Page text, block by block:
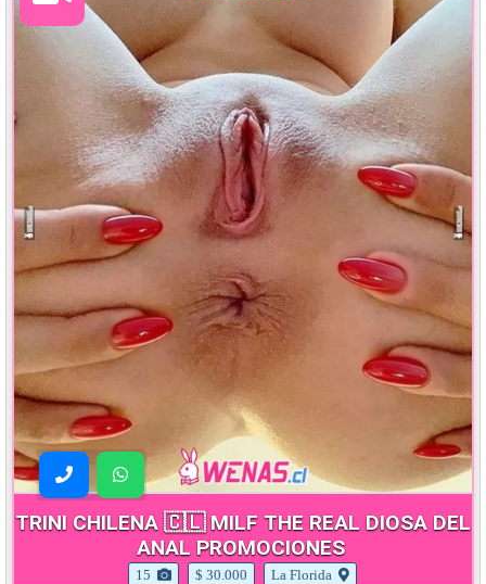
TRINI CHILENA 🇨🇱 MILF THE REAL DIOSA DEL
ANAL PROMOCIONES
15 $ 30.000 La Florida